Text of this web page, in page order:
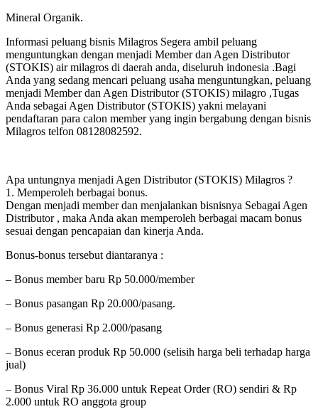
Mineral Organik.
Informasi peluang bisnis Milagros Segera ambil peluang
menguntungkan dengan menjadi Member dan Agen Distributor
(STOKIS) air milagros di daerah anda, diseluruh indonesia .Bagi
Anda yang sedang mencari peluang usaha menguntungkan, peluang
menjadi Member dan Agen Distributor (STOKIS) milagro ,Tugas
Anda sebagai Agen Distributor (STOKIS) yakni melayani
pendaftaran para calon member yang ingin bergabung dengan bisnis
Milagros telfon 08128082592.
Apa untungnya menjadi Agen Distributor (STOKIS) Milagros ?
1. Memperoleh berbagai bonus.
Dengan menjadi member dan menjalankan bisnisnya Sebagai Agen
Distributor , maka Anda akan memperoleh berbagai macam bonus
sesuai dengan pencapaian dan kinerja Anda.
Bonus-bonus tersebut diantaranya :
– Bonus member baru Rp 50.000/member
– Bonus pasangan Rp 20.000/pasang.
– Bonus generasi Rp 2.000/pasang
– Bonus eceran produk Rp 50.000 (selisih harga beli terhadap harga
jual)
– Bonus Viral Rp 36.000 untuk Repeat Order (RO) sendiri & Rp
2.000 untuk RO anggota group